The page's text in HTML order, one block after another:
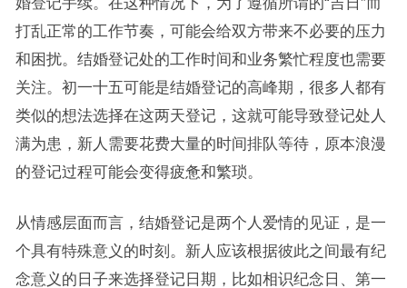
打乱正常的工作节奏，可能会给双方带来不必要的压力
和困扰。结婚登记处的工作时间和业务繁忙程度也需要
关注。初一十五可能是结婚登记的高峰期，很多人都有
类似的想法选择在这两天登记，这就可能导致登记处人
满为患，新人需要花费大量的时间排队等待，原本浪漫
的登记过程可能会变得疲惫和繁琐。
从情感层面而言，结婚登记是两个人爱情的见证，是一
个具有特殊意义的时刻。新人应该根据彼此之间最有纪
念意义的日子来选择登记日期，比如相识纪念日、第一